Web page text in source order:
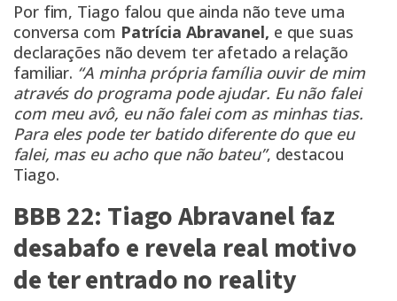
Por fim, Tiago falou que ainda não teve uma
conversa com Patrícia Abravanel, e que suas
declarações não devem ter afetado a relação
familiar. “A minha própria família ouvir de mim
através do programa pode ajudar. Eu não falei
com meu avô, eu não falei com as minhas tias.
Para eles pode ter batido diferente do que eu
falei, mas eu acho que não bateu”, destacou
Tiago.
BBB 22: Tiago Abravanel faz
desabafo e revela real motivo
de ter entrado no reality